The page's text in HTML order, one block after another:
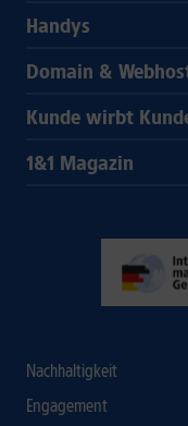
Handys
Domain &
Kunde wirbt
1&1 Magazin
Nachhaltigkeit
Engagement